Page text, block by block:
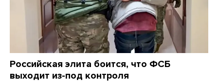
Российская элита боится, что ФСБ
выходит из-под контроля